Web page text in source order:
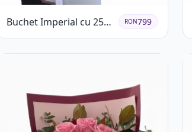
Buchet Imperial cu 25
Trandafiri
RON799